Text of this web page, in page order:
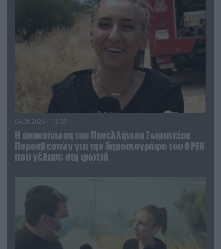
04.08.2026 | 13:02
Η ανακοίνωση του Πανελλήνιου Σωματείου
Πυροσβεστών για την δημοσιογράφο του OPEN
που γέλασε στη φωτιά